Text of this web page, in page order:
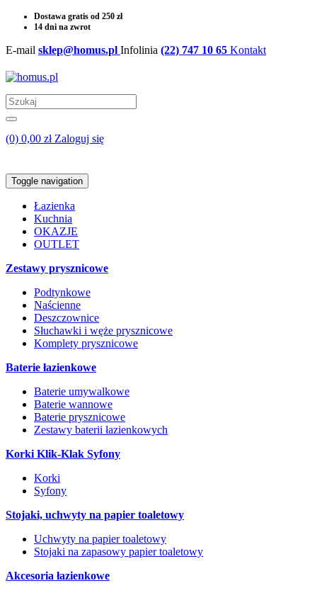
Dostawa gratis od 250 zł
14 dni na zwrot
E-mail sklep@homus.pl Infolinia (22) 747 10 65 Kontakt
(0) 0,00 zł Zaloguj się
Toggle navigation
Łazienka
Kuchnia
OKAZJE
OUTLET
Zestawy prysznicowe
Podtynkowe
Naścienne
Deszczownice
Słuchawki i węże prysznicowe
Komplety prysznicowe
Baterie łazienkowe
Baterie umywalkowe
Baterie wannowe
Baterie prysznicowe
Zestawy baterii łazienkowych
Korki Klik-Klak Syfony
Korki
Syfony
Stojaki, uchwyty na papier toaletowy
Uchwyty na papier toaletowy
Stojaki na zapasowy papier toaletowy
Akcesoria łazienkowe